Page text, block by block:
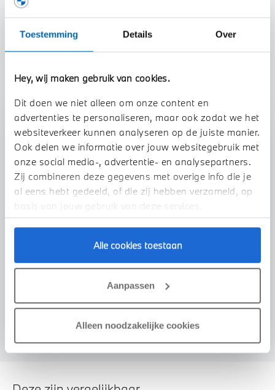
Toestemming Details Over
Hey, wij maken gebruik van cookies.
Dit doen we niet alleen om onze content en
advertenties te personaliseren, maar ook zodat we het
websiteverkeer kunnen analyseren op de juiste manier.
Ook delen we informatie over jouw websitegebruik met
onze social media-, advertentie- en analysepartners.
Zij combineren deze gegevens met overige info die je
al eens hebt gedeeld, of die zij hebben verzameld, op
basis van jouw gebruik van deze services.
Alle cookies toestaan
Aanpassen
Alleen noodzakelijke cookies
Stap 1 van 3
Uw auto inruilen?
Voorstel aanvragen
U vertelt meer over uw auto
We verrekenen de waarde van uw auto
Btw/Marge
Toon alle eigenschappen